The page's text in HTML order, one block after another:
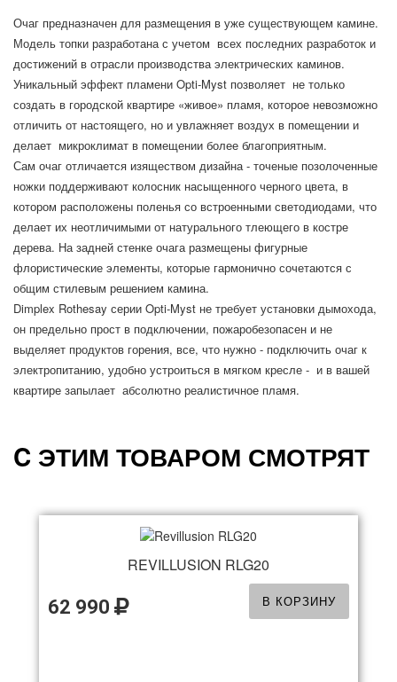
Очаг предназначен для размещения в уже существующем камине.
Модель топки разработана с учетом всех последних разработок и
достижений в отрасли производства электрических каминов.
Уникальный эффект пламени Opti-Myst позволяет не только
создать в городской квартире «живое» пламя, которое невозможно
отличить от настоящего, но и увлажняет воздух в помещении и
делает микроклимат в помещении более благоприятным.
Сам очаг отличается изяществом дизайна - точеные позолоченные
ножки поддерживают колосник насыщенного черного цвета, в
котором расположены поленья со встроенными светодиодами, что
делает их неотличимыми от натурального тлеющего в костре
дерева. На задней стенке очага размещены фигурные
флористические элементы, которые гармонично сочетаются с
общим стилевым решением камина.
Dimplex Rothesay серии Opti-Myst не требует установки дымохода,
он предельно прост в подключении, пожаробезопасен и не
выделяет продуктов горения, все, что нужно - подключить очаг к
электропитанию, удобно устроиться в мягком кресле - и в вашей
квартире запылает абсолютно реалистичное пламя.
C ЭТИМ ТОВАРОМ СМОТРЯТ
REVILLUSION RLG20
62 990 В КОРЗИНУ